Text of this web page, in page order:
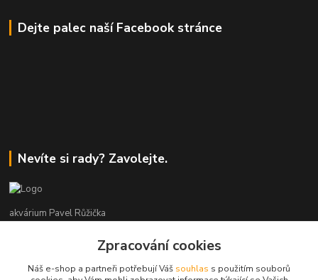
Dejte palec naší Facebook stránce
Nevíte si rady? Zavolejte.
akvárium Pavel Růžička
+420 602 118 290
9:00 až 16:00 v pracovní dny
Zpracování cookies
Náš e-shop a partneři potřebují Váš souhlas s použitím souborů